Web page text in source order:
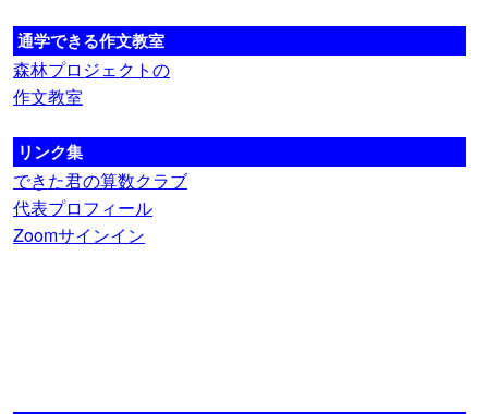
通学できる作文教室
森林プロジェクトの
作文教室
リンク集
できた君の算数クラブ
代表プロフィール
Zoomサインイン